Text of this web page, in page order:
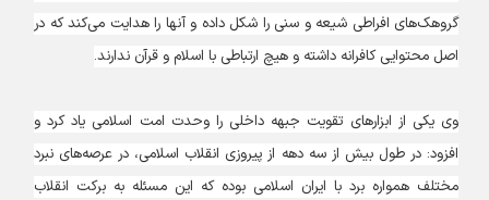
گروهک‌های افراطی شیعه و سنی را شکل داده و آنها را هدایت می‌کند که در
اصل محتوایی کافرانه داشته و هیچ ارتباطی با اسلام و قرآن ندارند.
وی یکی از ابزارهای تقویت جبهه داخلی را وحدت امت اسلامی یاد کرد و
افزود:‌ در طول بیش از سه دهه از پیروزی انقلاب اسلامی، در عرصه‌های نبرد
مختلف همواره برد با ایران اسلامی بوده که این مسئله به برکت انقلاب